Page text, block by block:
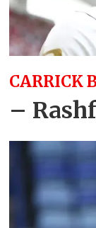
CARRICK
–